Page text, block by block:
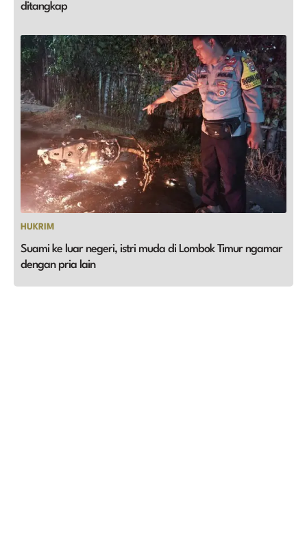
ditangkap
HUKRIM
Suami ke luar negeri, istri muda di Lombok Timur ngamar
dengan pria lain